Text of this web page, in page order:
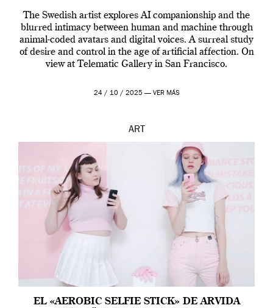
The Swedish artist explores AI companionship and the
blurred intimacy between human and machine through
animal-coded avatars and digital voices. A surreal study
of desire and control in the age of artificial affection. On
view at Telematic Gallery in San Francisco.
24 / 10 / 2025 — VER MÁS
ART
EL «AEROBIC SELFIE STICK» DE ARVIDA